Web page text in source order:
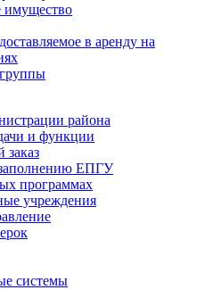
в аренду на
района
и функции
ЕПГУ
программах
учреждения
системы